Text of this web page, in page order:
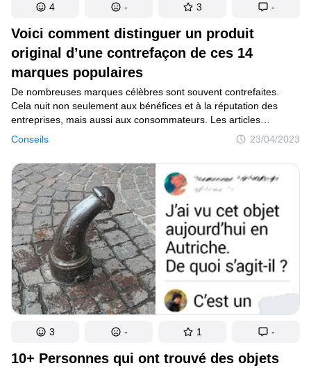
Voici comment distinguer un produit
original d’une contrefaçon de ces 14
marques populaires
Conseils 23/04/2023
De nombreuses marques célèbres sont souvent contrefaites.
Cela nuit non seulement aux bénéfices et à la réputation des
entreprises, mais aussi aux consommateurs. Les articles
de mauvaise qualité fabriqués à partir de matériaux bon marché
s’usent très rapidement et peuvent même avoir un impact négatif
sur la santé des individus.
4 - 3 -
10+ Personnes qui ont trouvé des objets
3 - 1 -